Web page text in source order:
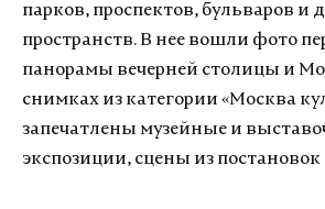
парков, проспектов, бульваров и
пространств. В нее вошли фото
панорамы вечерней столицы и
снимках из категории «Москва
запечатлены музейные и
экспозиции, сцены из постановок